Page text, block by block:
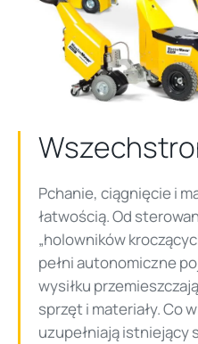
Pchanie, ciągnięcie i
łatwością. Od
„holowników
pełni autonomiczne
wysiłku
sprzęt i materiały. Co
uzupełniają istniejący